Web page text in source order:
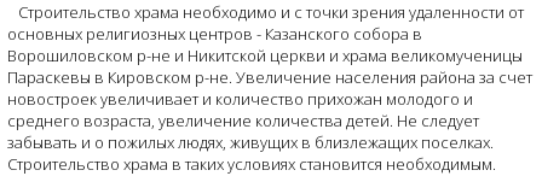
Строительство храма необходимо и с точки зрения удаленности от
основных религиозных центров - Казанского собора в
Ворошиловском р-не и Никитской церкви и храма великомученицы
Параскевы в Кировском р-не. Увеличение населения района за счет
новостроек увеличивает и количество прихожан молодого и
среднего возраста, увеличение количества детей. Не следует
забывать и о пожилых людях, живущих в близлежащих поселках.
Строительство храма в таких условиях становится необходимым.